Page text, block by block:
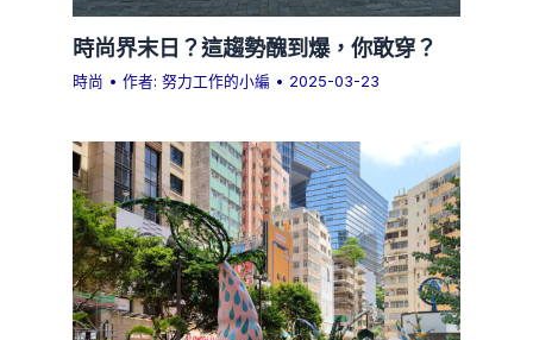
時尚界末日？這趨勢醜到爆，你敢穿？
時尚 • 作者:努力工作的小編 • 2025-03-23